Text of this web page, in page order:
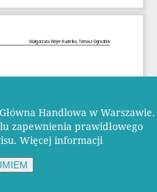
Handlowa w Warszawie.
zapewnienia prawidłowego
Więcej informacji